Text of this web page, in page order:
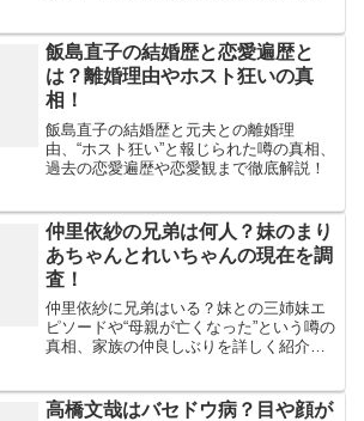
飯島直子の結婚歴と恋愛遍歴と
は？離婚理由やホスト狂いの真
相！
飯島直子の結婚歴と元夫との離婚理
由、“ホスト狂い”と報じられた噂の真相、
過去の恋愛遍歴や恋愛観まで徹底解説！
仲里依紗の兄弟は何人？妹のまり
あちゃんとれいちゃんの現在を調
査！
仲里依紗に兄弟はいる？妹との三姉妹エ
ピソードや“母親が亡くなった”という噂の
真相、家族の仲良しぶりを詳しく紹介し
高橋文哉はバセドウ病？目や顔が